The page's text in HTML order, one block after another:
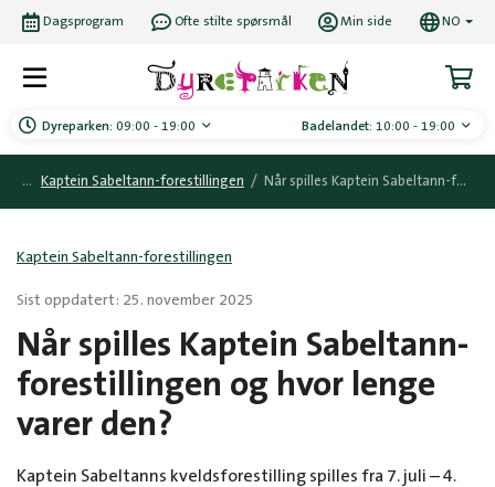
Dyreparken: 09:00 - 19:00 Badelandet: 10:00 - 19:00
Dagsprogram Ofte stilte spørsmål Min side NO
Kaptein Sabeltann-forestillingen / Når spilles Kaptein Sabeltann-forestillingen og hvor lenge varer den?
Kaptein Sabeltann-forestillingen
Sist oppdatert: 25. november 2025
Når spilles Kaptein Sabeltann-
forestillingen og hvor lenge
varer den?
Kaptein Sabeltanns kveldsforestilling spilles fra 7. juli – 4.